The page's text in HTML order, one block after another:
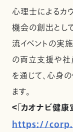
心理士によるカ
機会の創出とし
流イベントの実
の両立支援や
を通じて、心身
ます。
＜「カオナビ健
https://